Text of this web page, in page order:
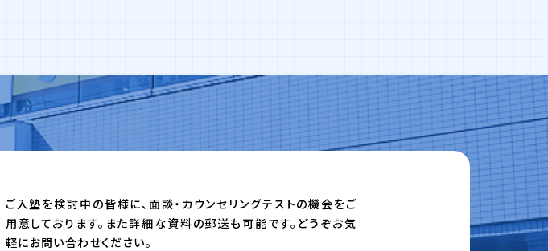
ご入塾を検討中の皆様に、面談・カウンセリングテストの機会をご
用意しております。また詳細な資料の郵送も可能です。どうぞお気
軽にお問い合わせください。